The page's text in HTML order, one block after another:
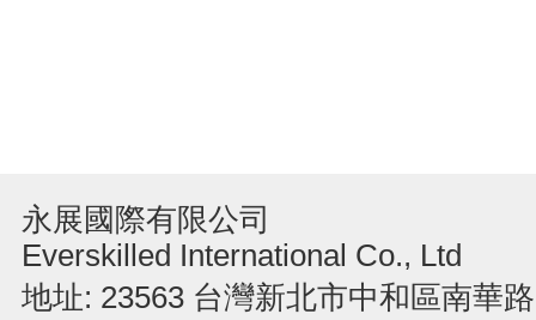
永展國際有限公司
Everskilled International Co., Ltd
地址: 23563 台灣新北市中和區南華